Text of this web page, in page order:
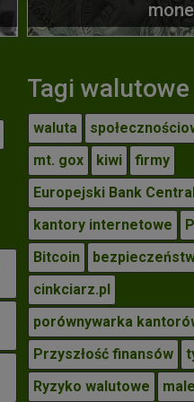
Tagi walutowe
waluta
mt. gox
kiwi
firmy
Europejski Bank
kantory internetowe
Bitcoin
cinkciarz.pl
porównywarka
Przyszłość finansów
Ryzyko walutowe